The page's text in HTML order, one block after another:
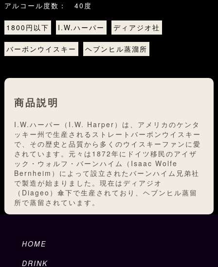
アルコール度数： 40度
1800円以下 I.W.ハーパー ディアジオ社
バーボンウイスキー ヘブンヒル蒸溜所
商品説明
I.W.ハーパー（I.W. Harper）は、アメリカのケンタ
ッキー州で生産されるストレートバーボンウイスキー
で、その歴史と品質から多くのウイスキーファンに愛
されています。元々は1872年にドイツ移民のアイザ
ック・ウォルフ・バーンハイム（Isaac Wolfe
Bernheim）によって設立されたバーンハイム兄弟社
で製造が始まりました。現在はディアジオ
（Diageo）傘下で生産されており、ヘブンヒル蒸留
所で蒸留されています。
HOME
DRINK